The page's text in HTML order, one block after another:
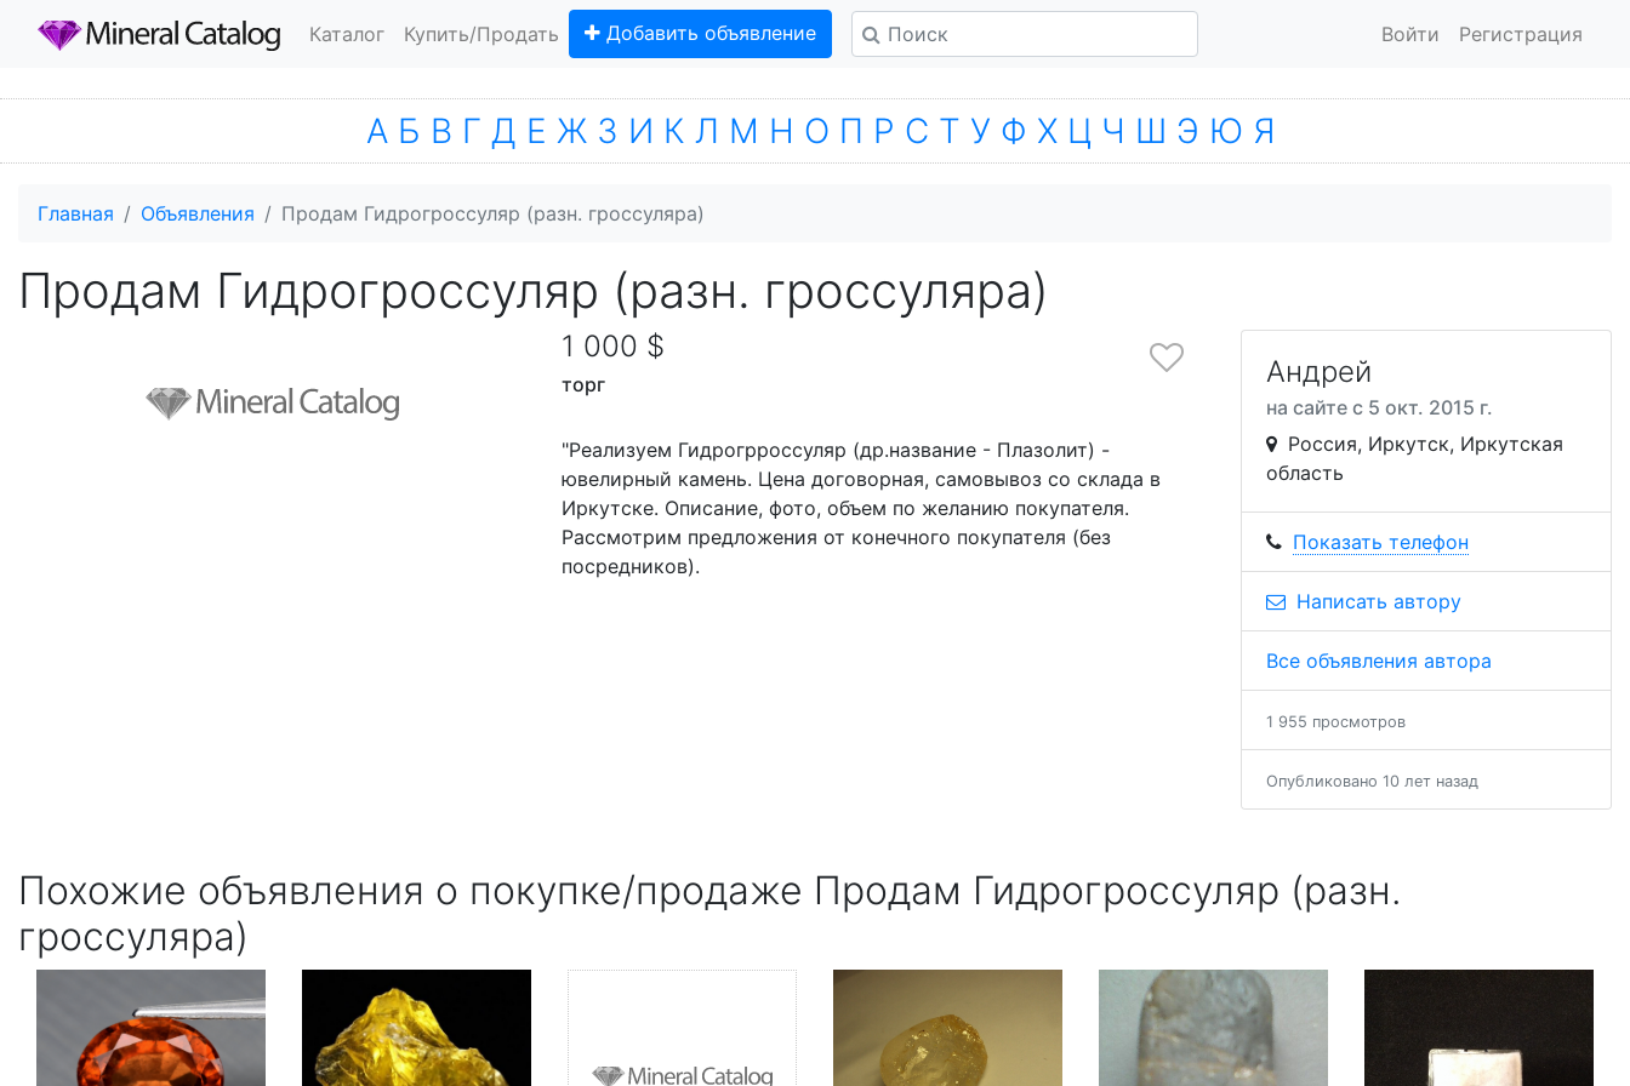
Каталог Купить/Продать Добавить объявление Войти Регистрация
Главная Объявления Продам Гидрогроссуляр (разн. гроссуляра)
Продам Гидрогроссуляр (разн. гроссуляра)
1 000 $
торг
"Реализуем Гидрогрроссуляр (др.название - Плазолит) -
ювелирный камень. Цена договорная, самовывоз со склада в
Иркутске. Описание, фото, объем по желанию покупателя.
Рассмотрим предложения от конечного покупателя (без
посредников).
Андрей
на сайте с 5 окт. 2015 г.
Россия, Иркутск, Иркутская
область
Показать телефон
Написать автору
Все объявления автора
1 955 просмотров
Опубликовано 10 лет назад
Похожие объявления о покупке/продаже Продам Гидрогроссуляр (разн.
гроссуляра)
А Б В Г Д Е Ж З И К Л М Н О П Р С Т У Ф Х Ц Ч Ш Э Ю Я